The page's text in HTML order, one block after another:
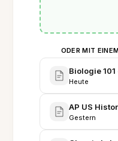
ODER MIT
Biologie
Heute
AP US
Gestern